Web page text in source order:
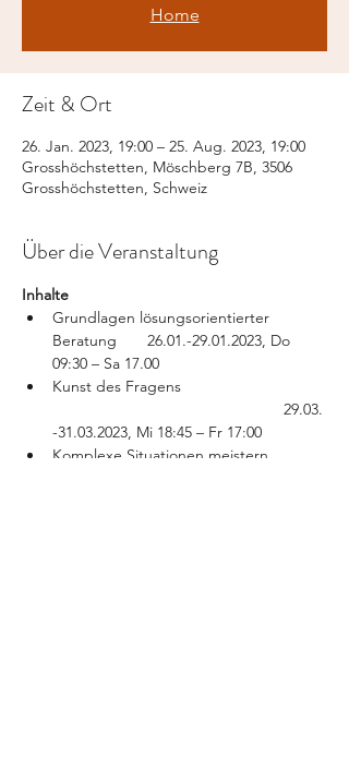
Home
Zeit & Ort
26. Jan. 2023, 19:00 – 25. Aug. 2023, 19:00
Grosshöchstetten, Möschberg 7B, 3506
Grosshöchstetten, Schweiz
Über die Veranstaltung
Inhalte
Grundlagen lösungsorientierter
Beratung       26.01.-29.01.2023, Do
09:30 – Sa 17.00
Kunst des Fragens
29.03.
-31.03.2023, Mi 18:45 – Fr 17:00
Komplexe Situationen meistern